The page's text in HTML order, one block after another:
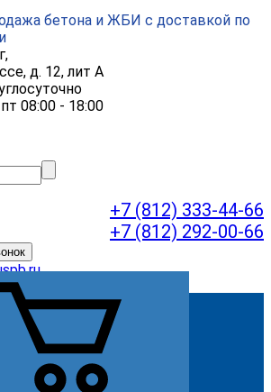
бетона и ЖБИ с доставкой по
,
д. 12, лит А
08:00 - 18:00
+7 (812) 333-44-66
+7 (812) 292-00-66